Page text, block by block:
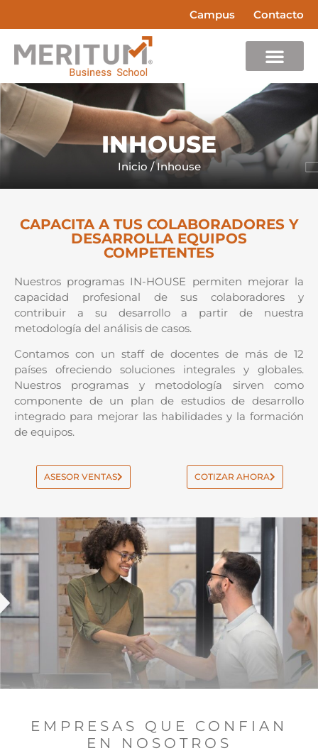
Campus Contacto
INHOUSE
Inicio /Inhouse
CAPACITA A TUS COLABORADORES Y
DESARROLLA EQUIPOS
COMPETENTES
Nuestros programas IN-HOUSE permiten mejorar la
capacidad profesional de sus colaboradores y
contribuir a su desarrollo a partir de nuestra
metodología del análisis de casos.
Contamos con un staff de docentes de más de 12
países ofreciendo soluciones integrales y globales.
Nuestros programas y metodología sirven como
componente de un plan de estudios de desarrollo
integrado para mejorar las habilidades y la formación
de equipos.
ASESOR VENTAS COTIZAR AHORA
EMPRESAS QUE CONFIAN
EN NOSOTROS